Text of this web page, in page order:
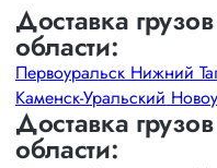
Доставка
области:
Первоуральск Нижний
Каменск-Уральский
Доставка
области: